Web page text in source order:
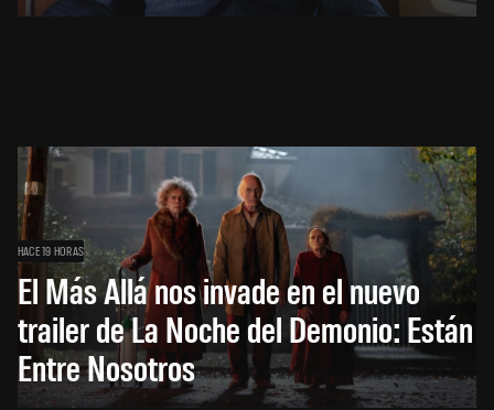
HACE 19 HORAS
El Más Allá nos invade en el nuevo
trailer de La Noche del Demonio: Están
Entre Nosotros